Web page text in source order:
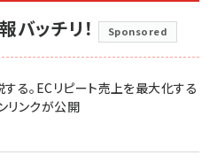
ッチリ！ Sponsored
る。ECリピート売上を最大化する
リンクが公開